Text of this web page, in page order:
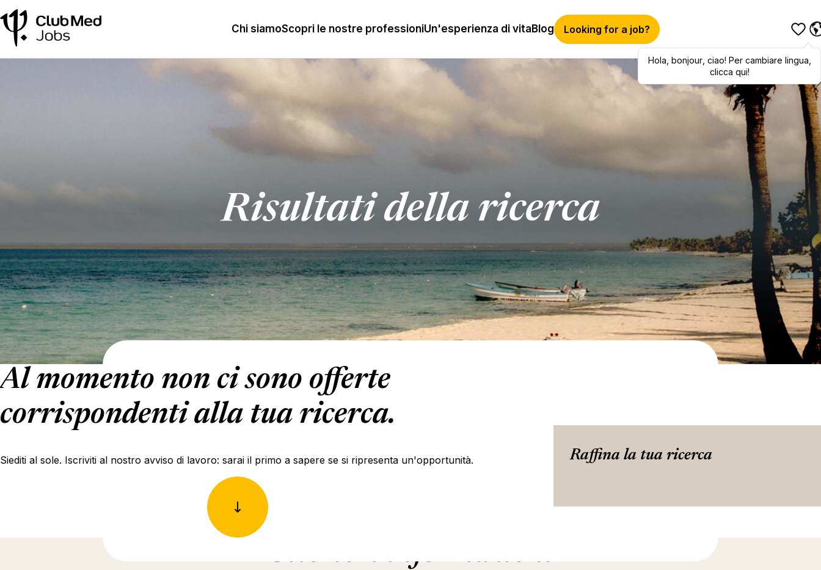
Chi siamoScopri le nostre professioniUn'esperienza di vita Blog Looking for a job?
Hola,bonjour,ciao! To switch
languages, click here!
Hola bonjour, ciao! Per cambiare lingua,
clicca qui!
Risultati della ricerca
Al momento non ci sono offerte
corrispondenti alla tua ricerca.
Siediti al sole. Iscriviti al nostro avviso di lavoro: sarai il primo a sapere se si ripresenta un'opportunità. Raffina la tua ricerca
Ulteriori informazioni